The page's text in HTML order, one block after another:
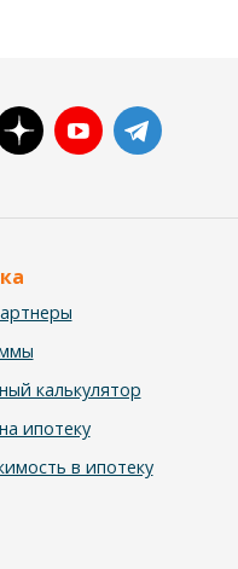
калькулятор
ипотеку
в ипотеку